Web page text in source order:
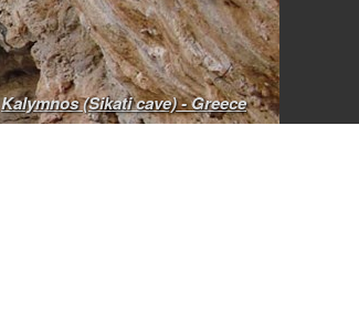
Kalymnos (Sikati cave) - Greece